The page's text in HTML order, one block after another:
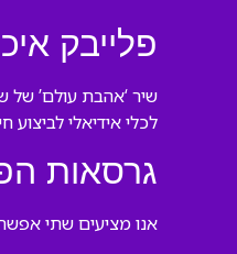
פלייבק
שיר ‘אהבת עולם’ של
לכלי אידיאלי לביצוע
גרסאות
אנו מציעים שתי